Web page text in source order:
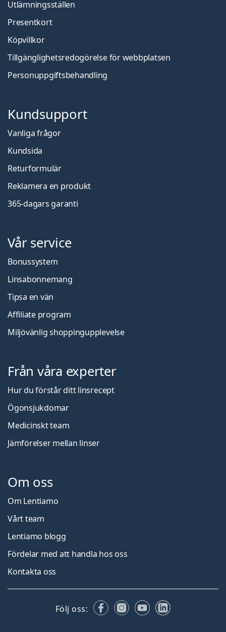
Utlämningsställen
Presentkort
Köpvillkor
Tillgänglighetsredogörelse för webbplatsen
Personuppgiftsbehandling
Kundsupport
Vanliga frågor
Kundsida
Returformulär
Reklamera en produkt
365-dagars garanti
Vår service
Bonussystem
Linsabonnemang
Tipsa en vän
Affiliate program
Miljövänlig shoppingupplevelse
Från våra experter
Hur du förstår ditt linsrecept
Ögonsjukdomar
Medicinskt team
Jämförelser mellan linser
Om oss
Om Lentiamo
Vårt team
Lentiamo blogg
Fördelar med att handla hos oss
Kontakta oss
Följ oss: FacebookInstagram
YouTubeLinkedIn